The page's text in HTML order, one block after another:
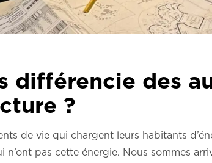
différencie des
?
de vie qui chargent leurs habitants
n’ont pas cette énergie. Nous sommes